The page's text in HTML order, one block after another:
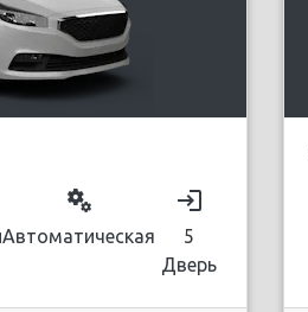
miscellaneous_services
Автоматическая
login
5
Дверь